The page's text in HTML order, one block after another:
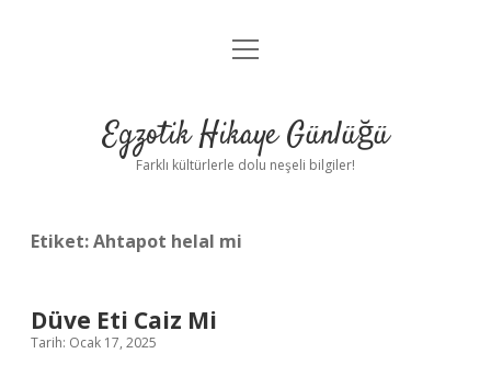
Anasayfa
Yasal Uyarı
menüyü
Egzotik Hikaye Günlüğü
Farklı kültürlerle dolu neşeli bilgiler!
Etiket:Ahtapot helal mi
Düve Eti Caiz Mi
Tarih: Ocak 17, 2025